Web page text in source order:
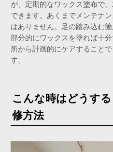
が、定期的なワックス塗布で
できます。あくまでメンテナ
はありません。足の踏み込む
部分的にワックスを塗れば十
所から計画的にケアすること
す。
こんな時はどうす
修方法